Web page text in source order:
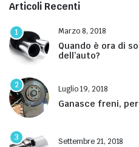
Articoli Recenti
1 Marzo 8, 2018
Quando è ora di
dell’auto?
2 Luglio 19, 2018
Ganasce freni,
3 Settembre 21, 2018